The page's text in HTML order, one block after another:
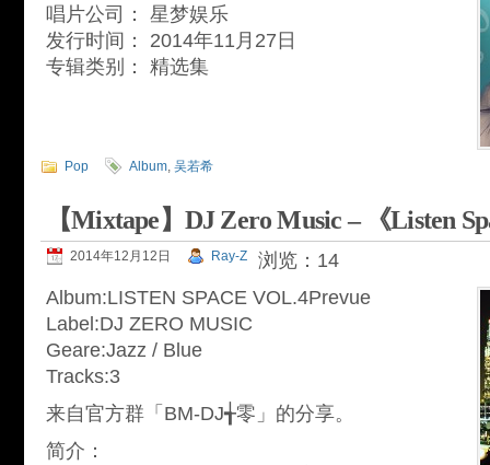
唱片公司： 星梦娱乐
发行时间： 2014年11月27日
专辑类别： 精选集
Pop Album, 吴若希
【Mixtape】DJ Zero Music – 《Listen
2014年12月12日 Ray-Z
浏览：14
Album:LISTEN SPACE VOL.4Prevue
Label:DJ ZERO MUSIC
Geare:Jazz / Blue
Tracks:3
来自官方群「BM-DJ╅零」的分享。
简介：